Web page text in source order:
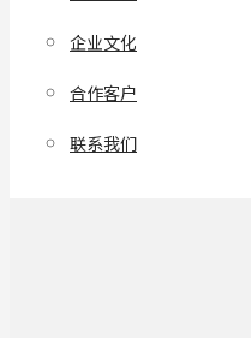
企业文化
合作客户
联系我们